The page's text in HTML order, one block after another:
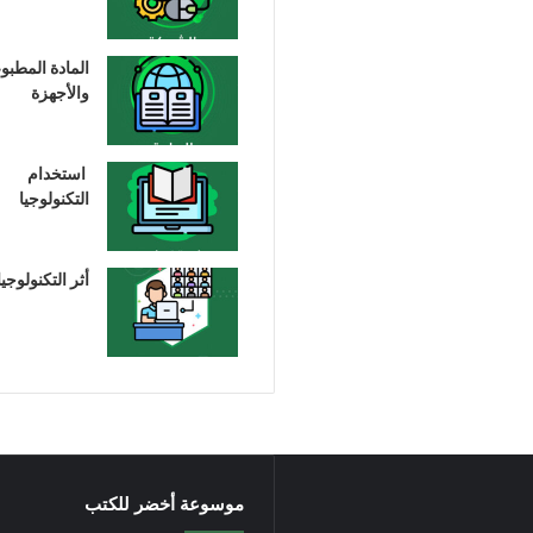
المادة
والأجهزة
استخدام
التكنولوجيا
أثر
موسوعة أخضر للكتب